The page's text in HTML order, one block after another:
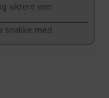
sikrere enn
snakke med.